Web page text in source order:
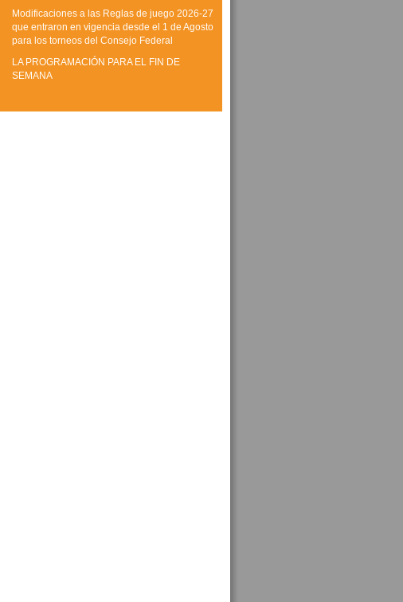
Modificaciones a las Reglas de juego 2026-27
que entraron en vigencia desde el 1 de Agosto
para los torneos del Consejo Federal
LA PROGRAMACIÓN PARA EL FIN DE
SEMANA